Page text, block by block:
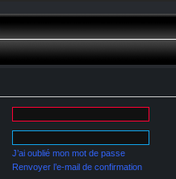
J’ai oublié mon mot de passe
Renvoyer l’e-mail de confirmation